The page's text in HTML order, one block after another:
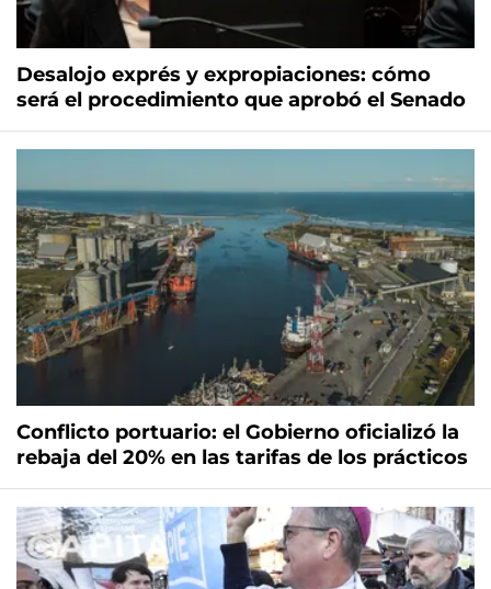
Desalojo exprés y expropiaciones: cómo
será el procedimiento que aprobó el Senado
Conflicto portuario: el Gobierno oficializó la
rebaja del 20% en las tarifas de los prácticos